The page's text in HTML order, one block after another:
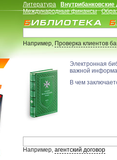
Литература
Международные финансы
Например,Проверка клиентов
Электронная
важной
В чем
Например, агентский договор